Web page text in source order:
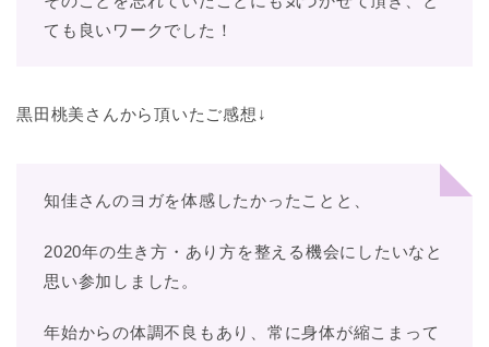
ても良いワークでした！
黒田桃美さんから頂いたご感想↓
知佳さんのヨガを体感したかったことと、
2020年の生き方・あり方を整える機会にしたいなと
思い参加しました。
年始からの体調不良もあり、常に身体が縮こまって